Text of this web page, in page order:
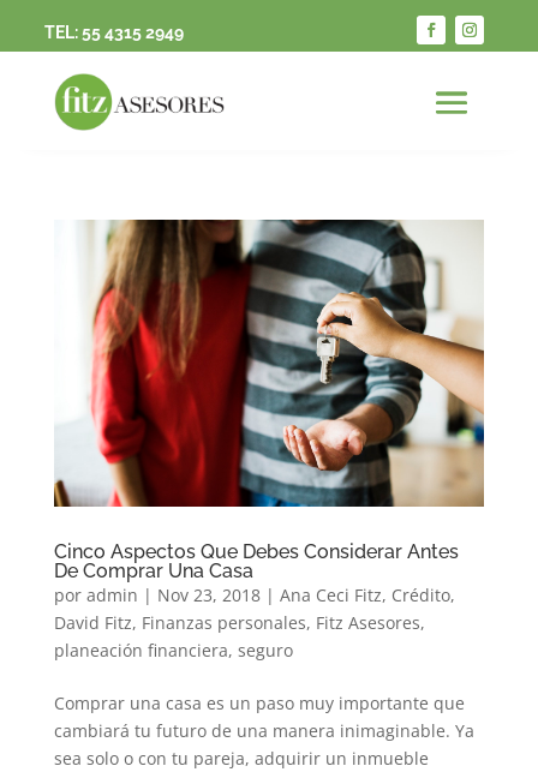
TEL:55 4315 2949
Cinco Aspectos Que Debes Considerar Antes
De Comprar Una Casa
por admin | Nov 23, 2018| Ana Ceci Fitz, Crédito,
David Fitz, Finanzas personales, Fitz Asesores,
planeación financiera, seguro
Comprar una casa es un paso muy importante que
cambiará tu futuro de una manera inimaginable. Ya
sea solo o con tu pareja, adquirir un inmueble